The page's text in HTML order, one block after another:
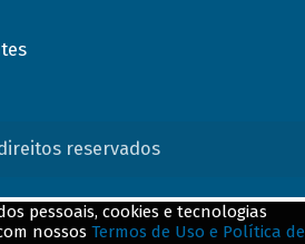
reservados
pessoais, cookies e tecnologias
nossos Termos de Uso e Política de